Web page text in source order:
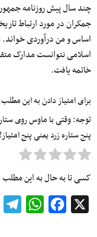
چند سال پیش روزنامه
جمکران در مورد ارتباط
اساس و من درآوردی خواند.
اسلامی نتوانست مدارک
خاتمه یافت.
برای امتیاز دادن به این
توجه: وقتی با ماوس روی
پنج ستاره زرد یعنی پنج امتیاز!
کسی تا به حال به این مطلب
Facebook